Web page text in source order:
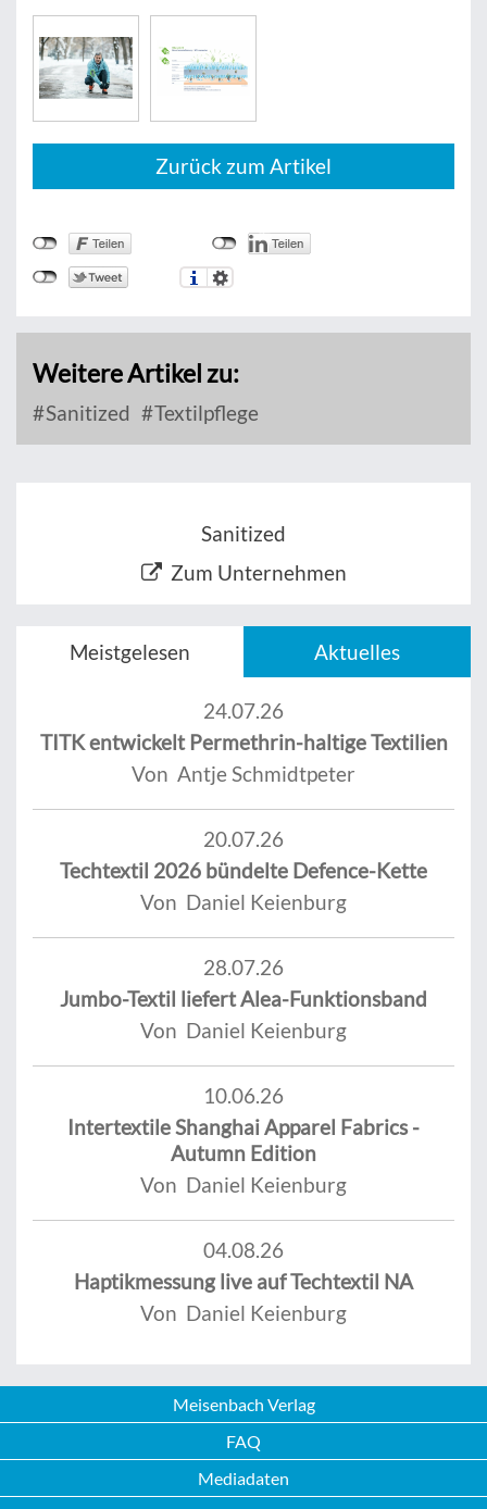
Zurück zum Artikel
Weitere Artikel zu:
Sanitized Textilpflege
Sanitized
Zum Unternehmen
Meistgelesen Aktuelles
24.07.26
TITK entwickelt Permethrin-haltige Textilien
Von Antje Schmidtpeter
20.07.26
Techtextil 2026 bündelte Defence-Kette
Von Daniel Keienburg
28.07.26
Jumbo-Textil liefert Alea-Funktionsband
Von Daniel Keienburg
10.06.26
Intertextile Shanghai Apparel Fabrics -
Autumn Edition
Von Daniel Keienburg
04.08.26
Haptikmessung live auf Techtextil NA
Von Daniel Keienburg
Meisenbach Verlag
FAQ
Mediadaten